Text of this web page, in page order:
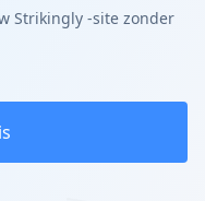
Strikingly -site zonder